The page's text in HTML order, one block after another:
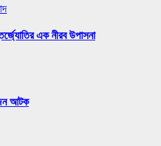
এক নীরব উপাসনা
আটক